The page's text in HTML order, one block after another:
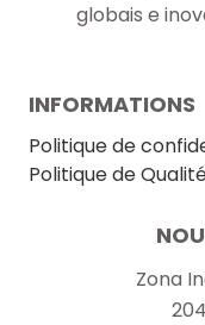
globais e
INFORMATIONS
Politique de
Politique de
Zona